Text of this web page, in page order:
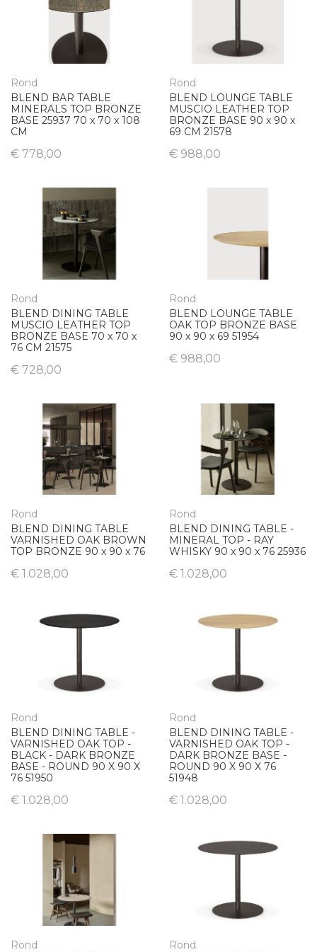
Rond
BLEND BAR TABLE
MINERALS TOP BRONZE
BASE 25937 70 x 70 x 108
CM
€ 778,00
Rond
BLEND LOUNGE TABLE
MUSCIO LEATHER TOP
BRONZE BASE 90 x 90 x
69 CM 21578
€ 988,00
Rond
BLEND DINING TABLE
MUSCIO LEATHER TOP
BRONZE BASE 70 x 70 x
76 CM 21575
€ 728,00
Rond
BLEND LOUNGE TABLE
OAK TOP BRONZE BASE
90 x 90 x 69 51954
€ 988,00
Rond
BLEND DINING TABLE
VARNISHED OAK BROWN
TOP BRONZE 90 x 90 x 76
€ 1.028,00
Rond
BLEND DINING TABLE -
MINERAL TOP - RAY
WHISKY 90 x 90 x 76 25936
€ 1.028,00
Rond
BLEND DINING TABLE -
VARNISHED OAK TOP -
BLACK - DARK BRONZE
BASE - ROUND 90 X 90 X
76 51950
€ 1.028,00
Rond
BLEND DINING TABLE -
VARNISHED OAK TOP -
DARK BRONZE BASE -
ROUND 90 X 90 X 76
51948
€ 1.028,00
Rond
Rond